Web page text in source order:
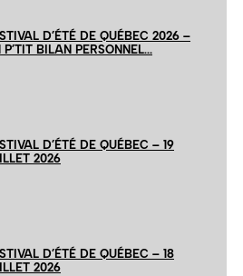
D’ÉTÉ DE QUÉBEC 2026 –
P’TIT BILAN PERSONNEL…
D’ÉTÉ DE QUÉBEC – 19
2026
D’ÉTÉ DE QUÉBEC – 18
2026